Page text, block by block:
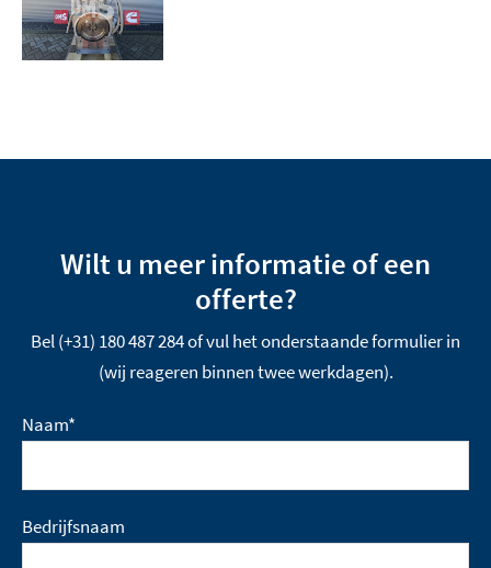
Wilt u meer informatie of een
offerte?
Bel (+31) 180 487 284 of vul het onderstaande formulier in
(wij reageren binnen twee werkdagen).
Naam*
Bedrijfsnaam